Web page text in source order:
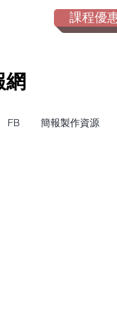
課程優
網
FB 簡報製作資源